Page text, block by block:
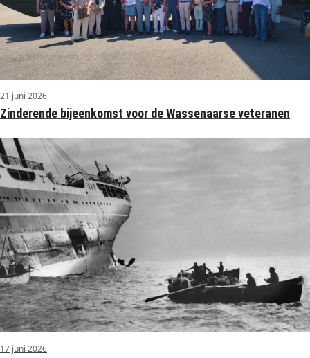
21 juni 2026
Zinderende bijeenkomst voor de Wassenaarse veteranen
17 juni 2026